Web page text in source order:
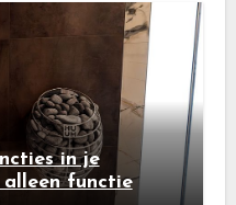
in je
alleen functie